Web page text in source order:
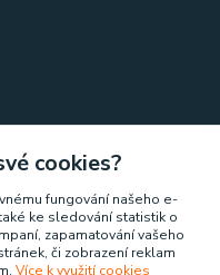
cookies?
fungování našeho e-
ke sledování statistik o
zapamatování vašeho
či zobrazení reklam
Více k využití cookies